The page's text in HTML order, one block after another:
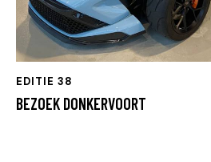
EDITIE 38
BEZOEK DONKERVOORT